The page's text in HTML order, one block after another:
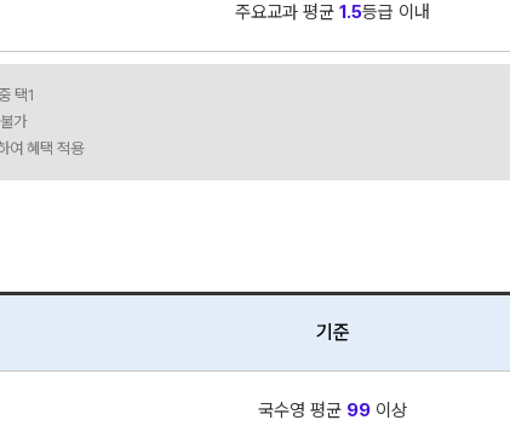
주요교과 평균 1.5등급 이내
택1
가
여 혜택 적용
기준
국수영 평균 99 이상